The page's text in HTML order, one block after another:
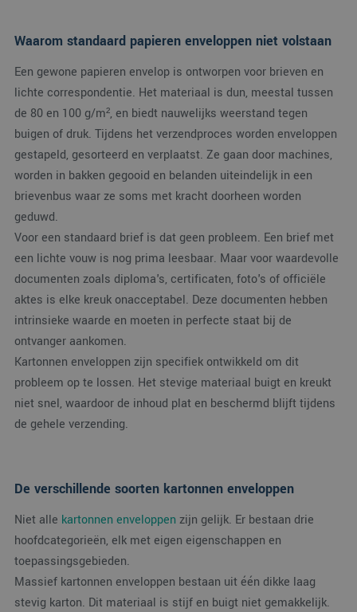
Waarom standaard papieren enveloppen niet volstaan
Een gewone papieren envelop is ontworpen voor brieven en
lichte correspondentie. Het materiaal is dun, meestal tussen
de 80 en 100 g/m², en biedt nauwelijks weerstand tegen
buigen of druk. Tijdens het verzendproces worden enveloppen
gestapeld, gesorteerd en verplaatst. Ze gaan door machines,
worden in bakken gegooid en belanden uiteindelijk in een
brievenbus waar ze soms met kracht doorheen worden
geduwd.
Voor een standaard brief is dat geen probleem. Een brief met
een lichte vouw is nog prima leesbaar. Maar voor waardevolle
documenten zoals diploma's, certificaten, foto's of officiële
aktes is elke kreuk onacceptabel. Deze documenten hebben
intrinsieke waarde en moeten in perfecte staat bij de
ontvanger aankomen.
Kartonnen enveloppen zijn specifiek ontwikkeld om dit
probleem op te lossen. Het stevige materiaal buigt en kreukt
niet snel, waardoor de inhoud plat en beschermd blijft tijdens
de gehele verzending.
De verschillende soorten kartonnen enveloppen
Niet alle kartonnen enveloppenzijn gelijk. Er bestaan drie
hoofdcategorieën, elk met eigen eigenschappen en
toepassingsgebieden.
Massief kartonnen enveloppen bestaan uit één dikke laag
stevig karton. Dit materiaal is stijf en buigt niet gemakkelijk.